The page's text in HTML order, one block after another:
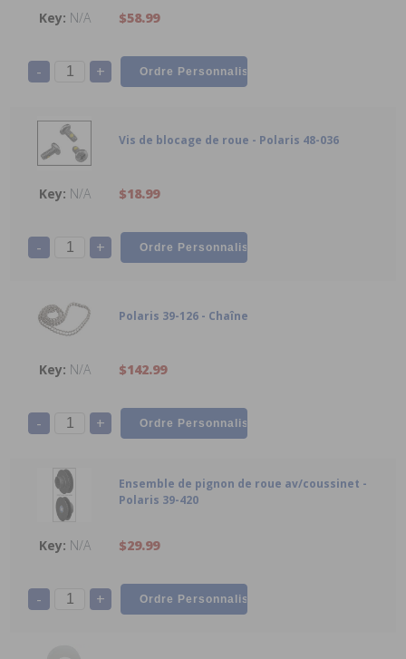
N/A $58.99
- +
Vis de blocage de roue - Polaris 48-036
N/A $18.99
- +
Polaris 39-126 - Chaîne
N/A $142.99
- +
Ensemble de pignon de roue av/coussinet -
Polaris 39-420
N/A $29.99
- +